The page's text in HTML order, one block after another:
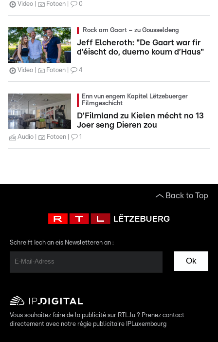
Video Fotoen 0
Rock am Gaart – zu Gousseldeng
Jeff Elcheroth: "De Gaart war fir
d’éischt do, duerno koum d’Haus"
Video Fotoen 4
Enn vun engem Kapitel Lëtzebuerger
Filmgeschicht
D'Filmland zu Kielen mécht no 13
Joer seng Dieren zou
Audio Fotoen 1
Back to Top
Schreift Iech an eis Newsletteren an :
Ok
Vous souhaitez faire de la publicité sur RTL.lu ? Prenez contact
directement avec notre régie publicitaire IPLuxembourg